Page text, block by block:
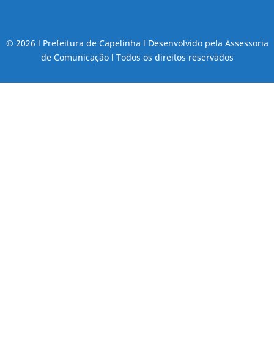
© 2026 l Prefeitura de Capelinha l Desenvolvido pela Assessoria
de Comunicação l Todos os direitos reservados